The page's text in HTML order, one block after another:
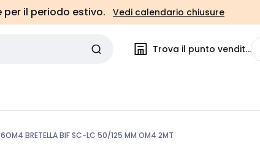
il periodo estivo. Vedi calendario chiusure
Trova il punto vendita
BRETELLA BIF SC-LC 50/125 MM OM4 2MT